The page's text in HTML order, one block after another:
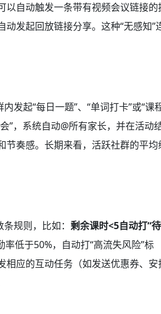
以自动触发一条带有视频会议链接的
发起回放链接分享。这种“无感知”
发起“每日一题”、“单词打卡”或“课
”，系统自动@所有家长，并在活动
节奏感。长期来看，活跃社群的平均
规则，比如： 剩余课时<5自动打“待
低于50%，自动打“高流失风险”标
相应的互动任务（如发送优惠券、安